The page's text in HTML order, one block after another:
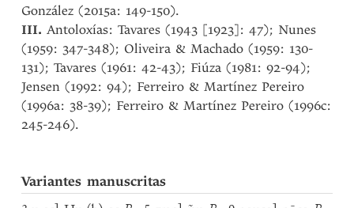
González (2015a: 149-150).
III. Antoloxías: Tavares (1943 [1923]: 47); Nunes
(1959: 347-348); Oliveira & Machado (1959: 130-
131); Tavares (1961: 42-43); Fiúza (1981: 92-94);
Jensen (1992: 94); Ferreiro & Martínez Pereiro
(1996a: 38-39); Ferreiro & Martínez Pereiro (1996c:
245-246).
Variantes manuscritas